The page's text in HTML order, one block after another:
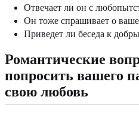
Отвечает ли он с
Он тоже спрашивает о
Приведет ли беседа к
Романтические
попросить вашего
свою любовь